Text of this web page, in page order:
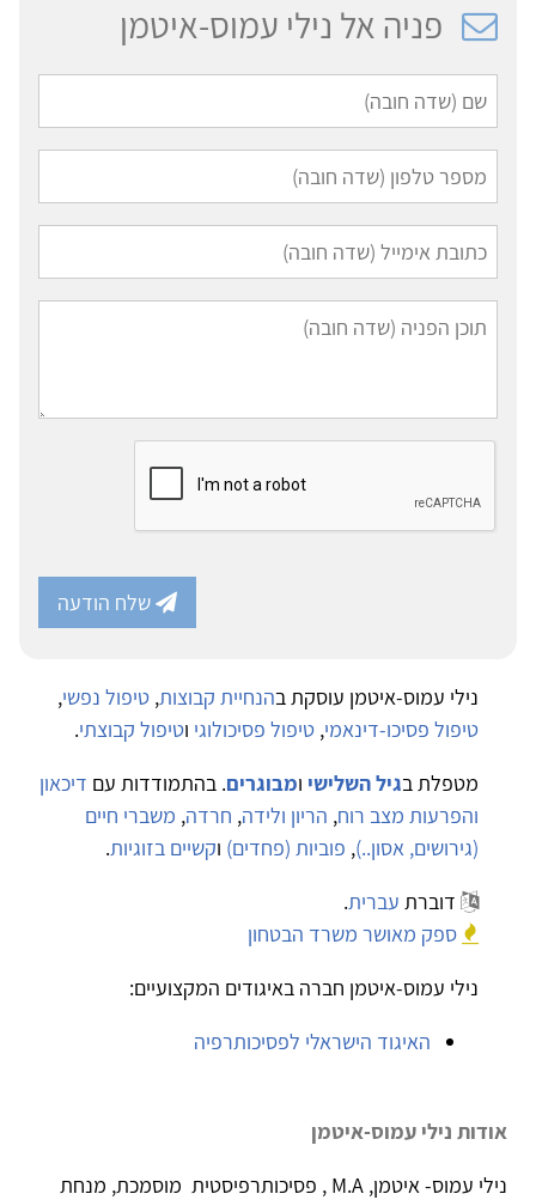
פניה אל נילי עמוס-איטמן
שלח הודעה
נילי עמוס-איטמן עוסקת בהנחיית קבוצות, טיפול נפשי,
טיפול פסיכו-דינאמי, טיפול פסיכולוגי וטיפול קבוצתי.
מטפלת בגיל השלישי ומבוגרים. בהתמודדות עם דיכאון
והפרעות מצב רוח, הריון ולידה, חרדה, משברי חיים
(גירושים, אסון..), פוביות (פחדים) וקשיים בזוגיות.
דוברת עברית.
ספק מאושר משרד הבטחון
נילי עמוס-איטמן חברה באיגודים המקצועיים:
האיגוד הישראלי לפסיכותרפיה
אודות נילי עמוס-איטמן
נילי עמוס- איטמן, M.A , פסיכותרפיסטית מוסמכת, מנחת